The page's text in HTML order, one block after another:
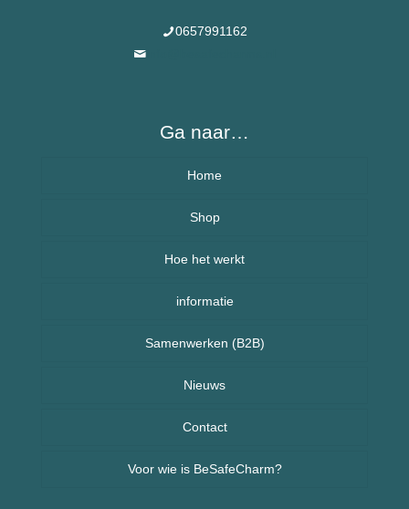
0657991162
Ga naar…
Home
Over BeSafeCharm – ons verhaal
Shop
Armbanden
Kettingen
Kinderen
Sport sieraden
Hoe het werkt
informatie
Veelgestelde vragen (FAQ) – BeSafeCharm
Retourneren & herroepingsrecht
Samenwerken (B2B)
Nieuws
Nieuws uit Nederland
Nieuws uit Spanje
Contact
Voor wie is BeSafeCharm?